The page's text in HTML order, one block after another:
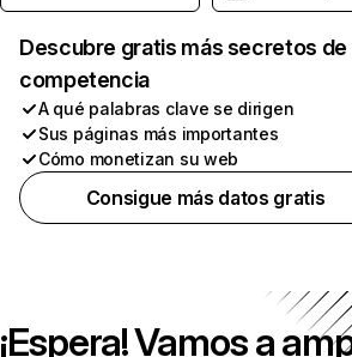
Descubre gratis más secretos de
competencia
A qué palabras clave se dirigen
Sus páginas más importantes
Cómo monetizan su web
Consigue más datos gratis
¡Espera! Vamos a